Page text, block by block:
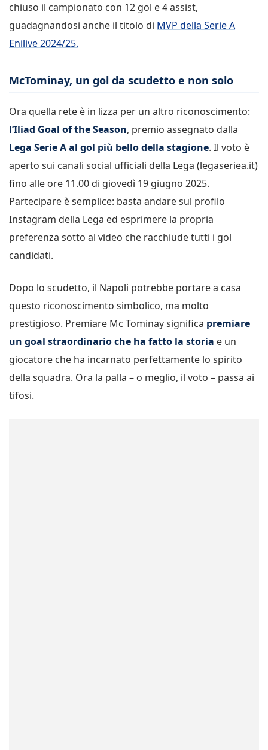
chiuso il campionato con 12 gol e 4 assist,
guadagnandosi anche il titolo di MVP della Serie A
Enilive 2024/25.
McTominay, un gol da scudetto e non solo
Ora quella rete è in lizza per un altro riconoscimento:
l’Iliad Goal of the Season, premio assegnato dalla
Lega Serie A al gol più bello della stagione. Il voto è
aperto sui canali social ufficiali della Lega (legaseriea.it)
fino alle ore 11.00 di giovedì 19 giugno 2025.
Partecipare è semplice: basta andare sul profilo
Instagram della Lega ed esprimere la propria
preferenza sotto al video che racchiude tutti i gol
candidati.
Dopo lo scudetto, il Napoli potrebbe portare a casa
questo riconoscimento simbolico, ma molto
prestigioso. Premiare Mc Tominay significa premiare
un goal straordinario che ha fatto la storia e un
giocatore che ha incarnato perfettamente lo spirito
della squadra. Ora la palla – o meglio, il voto – passa ai
tifosi.